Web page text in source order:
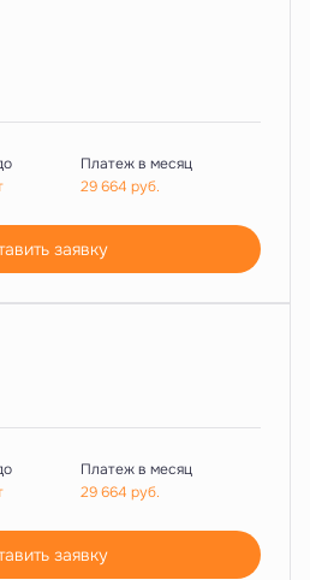
Платеж в месяц
29 664 руб.
заявку
Платеж в месяц
29 664 руб.
заявку